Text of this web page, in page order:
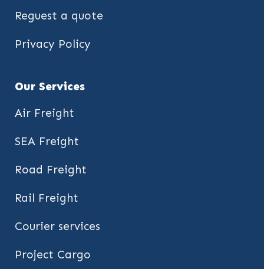
Reguest a quote
Privacy Policy
Our Services
Air Freight
SEA Freight
Road Freight
Rail Freight
Courier services
Project Cargo